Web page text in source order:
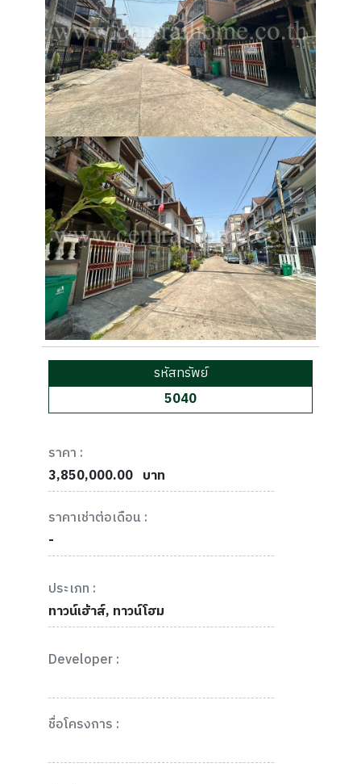
รหัสทรัพย์
5040
ราคา :
3,850,000.00 บาท
ราคาเช่าต่อเดือน :
-
ประเภท :
ทาวน์เฮ้าส์, ทาวน์โฮม
Developer :
ชื่อโครงการ :